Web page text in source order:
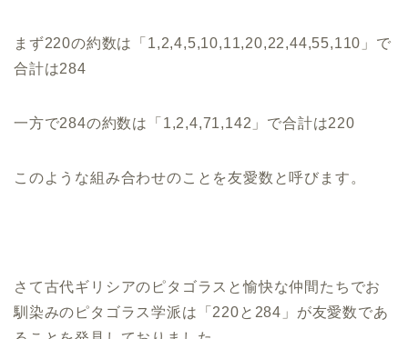
まず220の約数は「1,2,4,5,10,11,20,22,44,55,110」で
合計は284
一方で284の約数は「1,2,4,71,142」で合計は220
このような組み合わせのことを友愛数と呼びます。
さて古代ギリシアのピタゴラスと愉快な仲間たちでお
馴染みのピタゴラス学派は「220と284」が友愛数であ